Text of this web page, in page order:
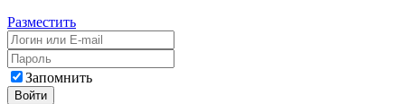
Разместить
Запомнить
Войти